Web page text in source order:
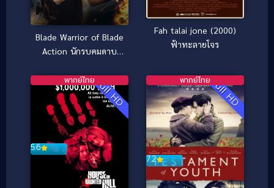
Blade Warrior of Blade
Action นักรบคมดาบ
Fah talai jone (2000)
ฟ้าทะลายโจร
Full HD
5.6
พากย์ไทย Full HD
7.2
พากย์ไทย